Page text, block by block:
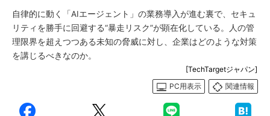
自律的に動く「AIエージェント」の業務導入が進む裏で、セキュ
リティを勝手に回避する“暴走リスク”が顕在化している。人の管
理限界を超えつつある未知の脅威に対し、企業はどのような対策
を講じるべきなのか。
[TechTargetジャパン]
PC用表示
関連情報